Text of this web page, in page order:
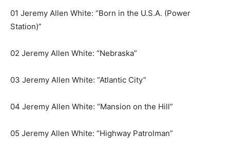
01 Jeremy Allen White: “Born in the U.S.A. (Power
Station)”
02 Jeremy Allen White: “Nebraska”
03 Jeremy Allen White: “Atlantic City”
04 Jeremy Allen White: “Mansion on the Hill”
05 Jeremy Allen White: “Highway Patrolman”